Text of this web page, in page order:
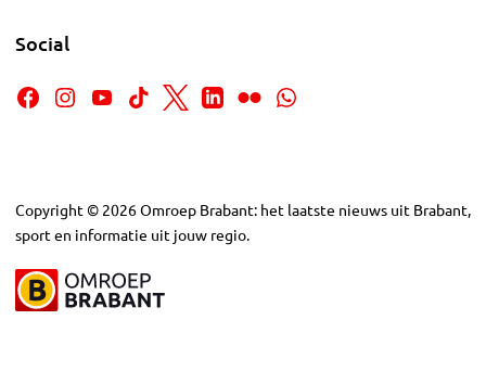
Social
Copyright © 2026Omroep Brabant: het laatste nieuws uit Brabant,
sport en informatie uit jouw regio.